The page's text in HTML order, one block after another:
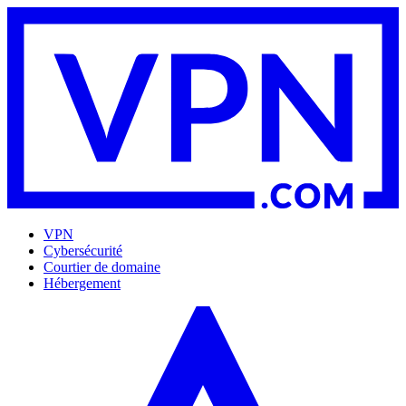
VPN
Cybersécurité
Courtier de domaine
Hébergement